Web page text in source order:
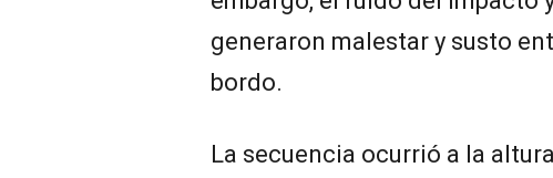
generaron malestar y susto
bordo.
La secuencia ocurrió a la